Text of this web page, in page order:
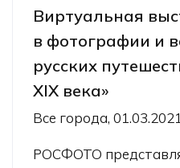
Виртуальная
в фотографии и
русских
XIX века»
Все города,
РОСФОТО